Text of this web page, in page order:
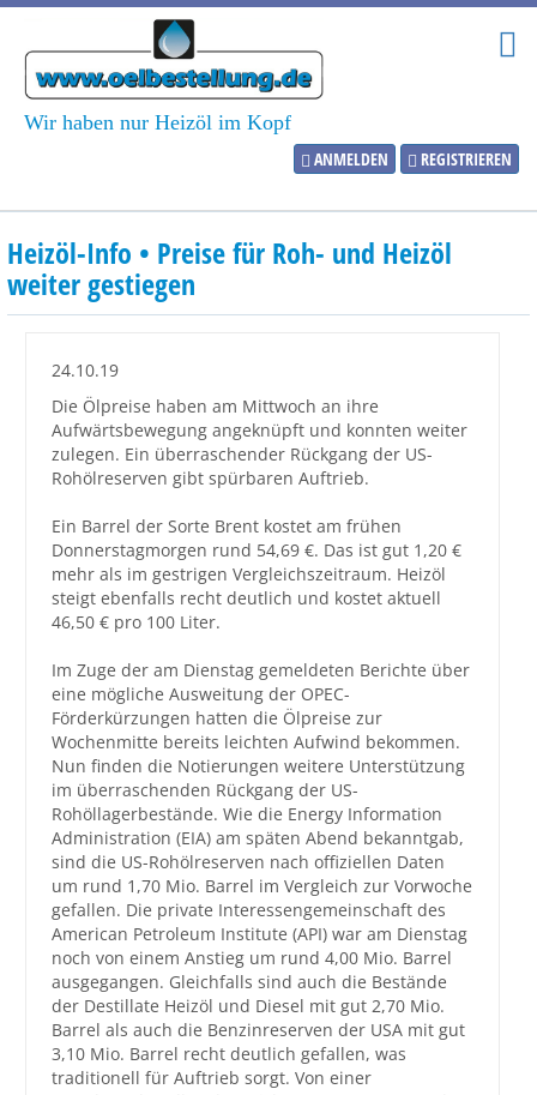
Wir haben nur Heizöl im Kopf
ANMELDEN REGISTRIEREN
Heizölpreise
Aktueller Heizölpreis
Marktinformationen
Großbestellungen
Service
Händler
Hilfe und Kontakt
Shop
Heizöl-Info • Preise für Roh- und Heizöl
weiter gestiegen
24.10.19
Die Ölpreise haben am Mittwoch an ihre
Aufwärtsbewegung angeknüpft und konnten weiter
zulegen. Ein überraschender Rückgang der US-
Rohölreserven gibt spürbaren Auftrieb.
Ein Barrel der Sorte Brent kostet am frühen
Donnerstagmorgen rund 54,69 €. Das ist gut 1,20 €
mehr als im gestrigen Vergleichszeitraum. Heizöl
steigt ebenfalls recht deutlich und kostet aktuell
46,50 € pro 100 Liter.
Im Zuge der am Dienstag gemeldeten Berichte über
eine mögliche Ausweitung der OPEC-
Förderkürzungen hatten die Ölpreise zur
Wochenmitte bereits leichten Aufwind bekommen.
Nun finden die Notierungen weitere Unterstützung
im überraschenden Rückgang der US-
Rohöllagerbestände. Wie die Energy Information
Administration (EIA) am späten Abend bekanntgab,
sind die US-Rohölreserven nach offiziellen Daten
um rund 1,70 Mio. Barrel im Vergleich zur Vorwoche
gefallen. Die private Interessengemeinschaft des
American Petroleum Institute (API) war am Dienstag
noch von einem Anstieg um rund 4,00 Mio. Barrel
ausgegangen. Gleichfalls sind auch die Bestände
der Destillate Heizöl und Diesel mit gut 2,70 Mio.
Barrel als auch die Benzinreserven der USA mit gut
3,10 Mio. Barrel recht deutlich gefallen, was
traditionell für Auftrieb sorgt. Von einer